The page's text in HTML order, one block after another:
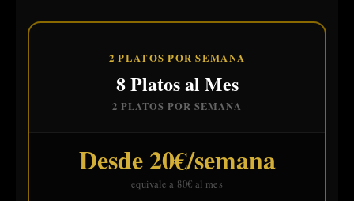
2 PLATOS POR SEMANA
8 Platos al Mes
2 PLATOS POR SEMANA
Desde 20€/semana
equivale a 80€ al mes